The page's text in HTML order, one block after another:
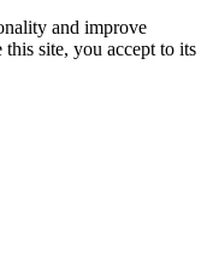
and improve
site, you accept to its